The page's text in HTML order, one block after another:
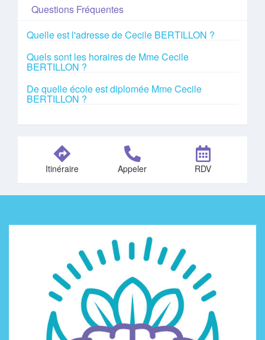
Questions Fréquentes
Quelle est l'adresse de Cecile BERTILLON ?
Quels sont les horaires de Mme Cecile
BERTILLON ?
De quelle école est diplomée Mme Cecile
BERTILLON ?
Itinéraire Appeler RDV